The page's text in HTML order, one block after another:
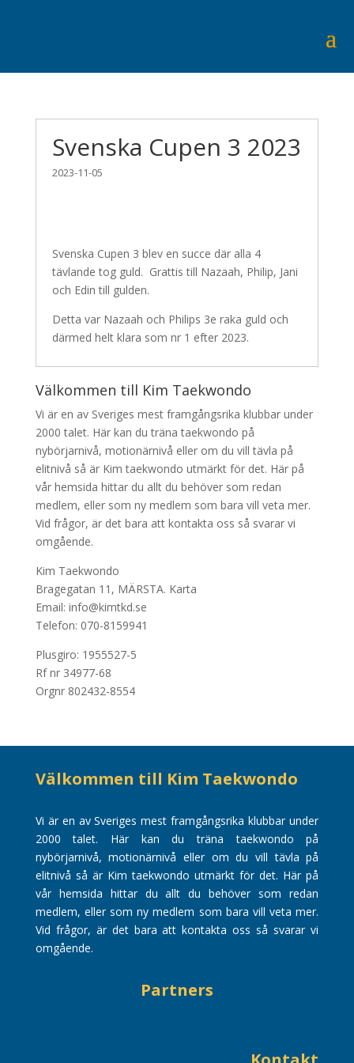
Svenska Cupen 3 2023
2023-11-05
Svenska Cupen 3 blev en succe där alla 4
tävlande tog guld. Grattis till Nazaah, Philip, Jani
och Edin till gulden.
Detta var Nazaah och Philips 3e raka guld och
därmed helt klara som nr 1 efter 2023.
Välkommen till Kim Taekwondo
Vi är en av Sveriges mest framgångsrika klubbar under
2000 talet. Här kan du träna taekwondo på
nybörjarnivå, motionärnivå eller om du vill tävla på
elitnivå så är Kim taekwondo utmärkt för det. Här på
vår hemsida hittar du allt du behöver som redan
medlem, eller som ny medlem som bara vill veta mer.
Vid frågor, är det bara att kontakta oss så svarar vi
omgående.
Kim Taekwondo
Bragegatan 11, MÄRSTA. Karta
Email: info@kimtkd.se
Telefon: 070-8159941
Plusgiro: 1955527-5
Rf nr 34977-68
Orgnr 802432-8554
Välkommen till Kim Taekwondo
Vi är en av Sveriges mest framgångsrika klubbar under
2000 talet. Här kan du träna taekwondo på
nybörjarnivå, motionärnivå eller om du vill tävla på
elitnivå så är Kim taekwondo utmärkt för det. Här på
vår hemsida hittar du allt du behöver som redan
medlem, eller som ny medlem som bara vill veta mer.
Vid frågor, är det bara att kontakta oss så svarar vi
omgående.
Partners